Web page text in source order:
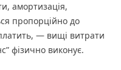
амортизація,
пропорційно до
— вищі витрати
фізично виконує.